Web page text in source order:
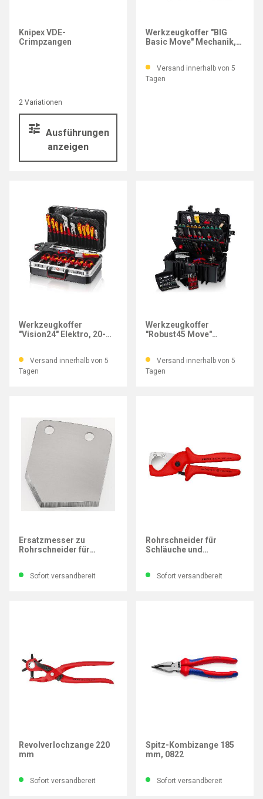
2 Variationen
Ausführungen
anzeigen
Knipex VDE-
Crimpzangen
Werkzeugkoffer "BIG
Basic Move" Mechanik,
Versand innerhalb von 5
Tagen
Werkzeugkoffer
"Vision24" Elektro, 20-
Versand innerhalb von 5
Tagen
Werkzeugkoffer
"Robust45 Move"
Versand innerhalb von 5
Tagen
Ersatzmesser zu
Rohrschneider für
Sofort versandbereit
Rohrschneider für
Schläuche und
Sofort versandbereit
Revolverlochzange 220
mm
Sofort versandbereit
Spitz-Kombizange 185
mm, 0822
Sofort versandbereit